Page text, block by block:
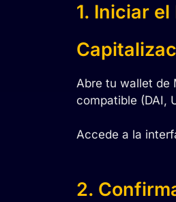
1. Iniciar
Abre tu wallet de
compatible (DAI,
Accede a la
2.